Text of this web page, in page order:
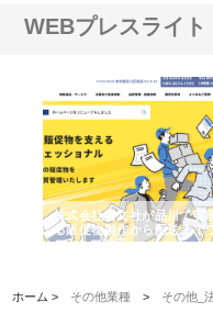
WEBプレスライト
株式会社耕文社が品川で実
る販促物製作から配送まで
ストップ対応
ホーム > その他業種 > その他_